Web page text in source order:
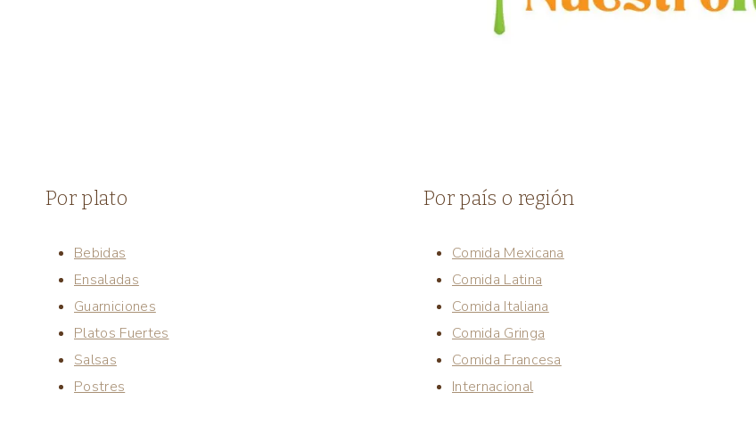
Por plato
Bebidas
Ensaladas
Guarniciones
Platos Fuertes
Salsas
Postres
Por país o región
Comida Mexicana
Comida Latina
Comida Italiana
Comida Gringa
Comida Francesa
Internacional